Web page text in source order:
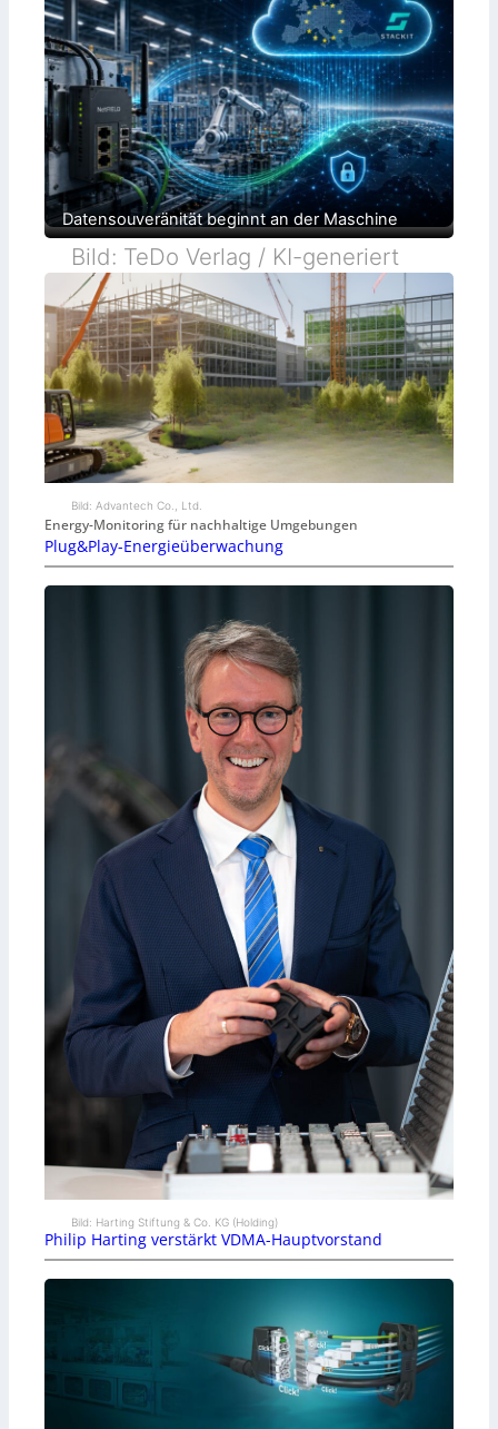
Datensouveränität beginnt an der Maschine
Bild: TeDo Verlag / KI-generiert
Bild: Advantech Co., Ltd.
Energy-Monitoring für nachhaltige Umgebungen
Plug&Play-Energieüberwachung
Bild: Harting Stiftung & Co. KG (Holding)
Philip Harting verstärkt VDMA-Hauptvorstand